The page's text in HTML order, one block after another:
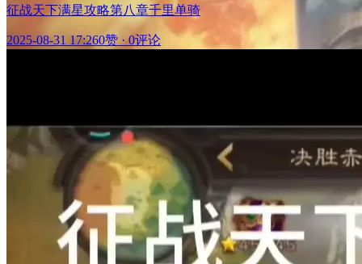
征战天下满星攻略第八章千里单骑
2025-08-31 17:260赞 ·0评论